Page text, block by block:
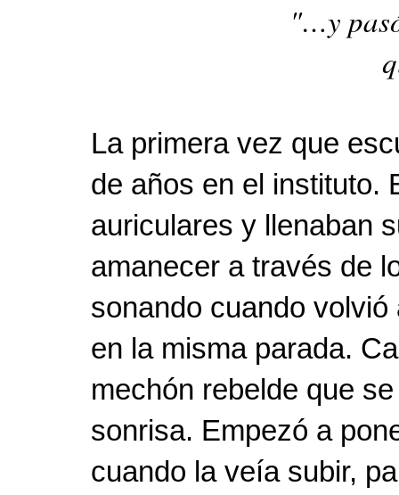
"…y
La primera vez que
de años en el instituto.
auriculares y llenaban
amanecer a través de
sonando cuando
en la misma parada.
mechón rebelde que
sonrisa. Empezó a
cuando la veía subir,